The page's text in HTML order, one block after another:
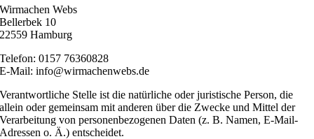
Wirmachen Webs
Bellerbek 10
22559 Hamburg
Telefon: 0157 76360828
E-Mail: info@wirmachenwebs.de
Verantwortliche Stelle ist die natürliche oder juristische Person, die
allein oder gemeinsam mit anderen über die Zwecke und Mittel der
Verarbeitung von personenbezogenen Daten (z. B. Namen, E-Mail-
Adressen o. Ä.) entscheidet.